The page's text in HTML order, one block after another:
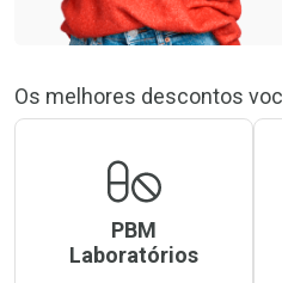
Os melhores descontos
PBM
Laboratórios